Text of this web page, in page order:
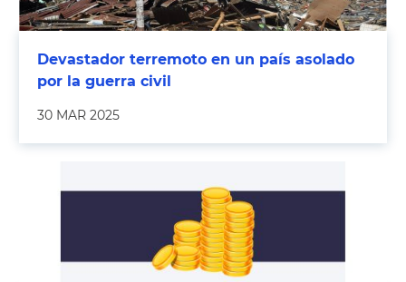
Devastador terremoto en un país asolado
por la guerra civil
30 MAR 2025